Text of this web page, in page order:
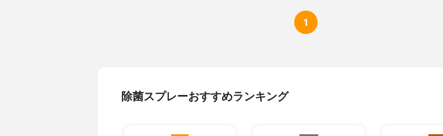
1
除菌スプレーおすすめランキング